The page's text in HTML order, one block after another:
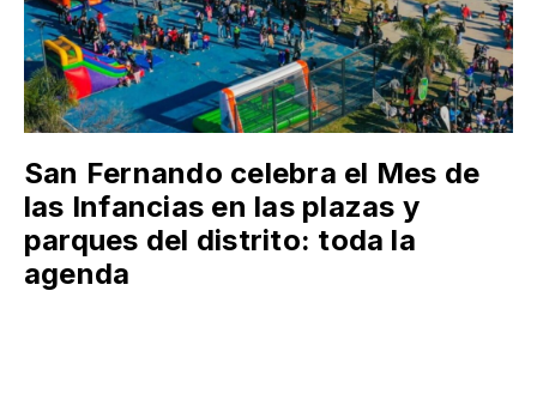
San Fernando celebra el Mes de
las Infancias en las plazas y
parques del distrito: toda la
agenda